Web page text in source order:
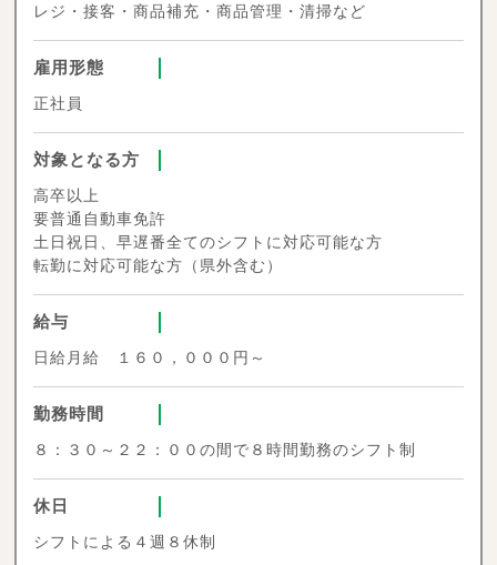
レジ・接客・商品補充・商品管理・清掃など
雇用形態
正社員
対象となる方
高卒以上
要普通自動車免許
土日祝日、早遅番全てのシフトに対応可能な方
転勤に対応可能な方（県外含む）
給与
日給月給 １６０，０００円～
勤務時間
８：３０～２２：００の間で８時間勤務のシフト制
休日
シフトによる４週８休制